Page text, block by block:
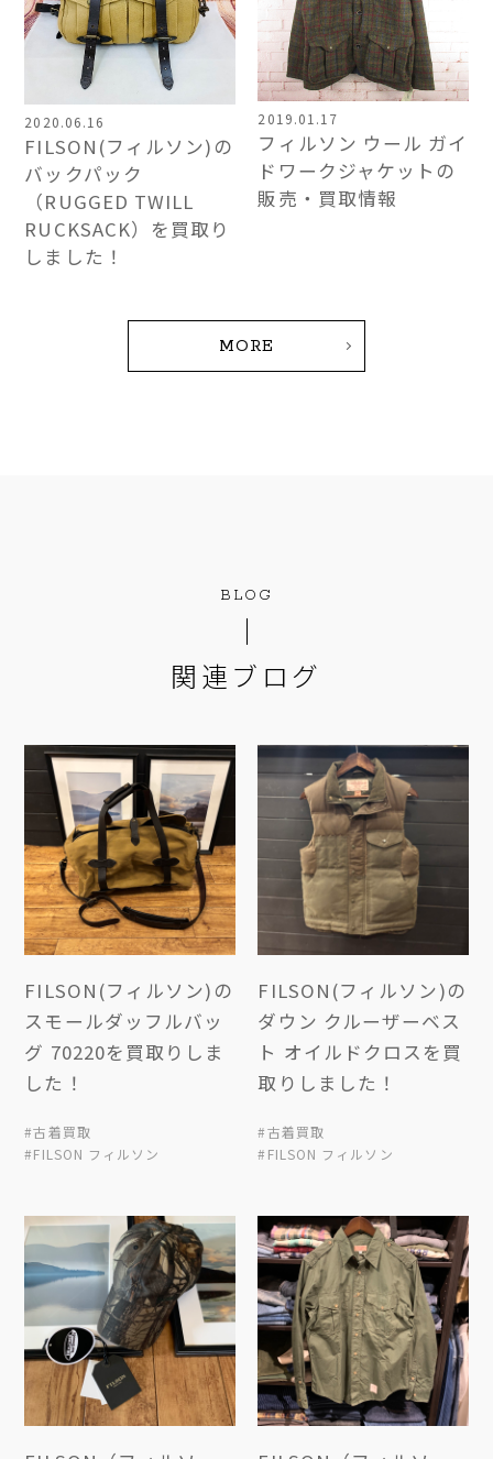
2020.06.16
FILSON(フィルソン)の
バックパック
（RUGGED TWILL
RUCKSACK）を買取り
しました！
2019.01.17
フィルソン ウール ガイ
ドワークジャケットの
販売・買取情報
MORE
BLOG
関連ブログ
FILSON(フィルソン)の
スモールダッフルバッ
グ 70220を買取りしま
した！
#古着買取
#FILSON フィルソン
FILSON(フィルソン)の
ダウン クルーザーベス
ト オイルドクロスを買
取りしました！
#古着買取
#FILSON フィルソン